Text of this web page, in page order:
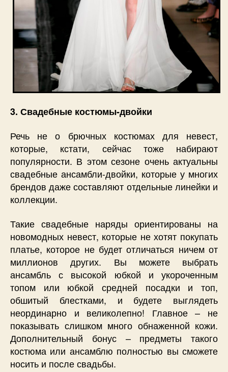
3. Свадебные костюмы-двойки
Речь не о брючных костюмах для невест,
которые, кстати, сейчас тоже набирают
популярности. В этом сезоне очень актуальны
свадебные ансамбли-двойки, которые у многих
брендов даже составляют отдельные линейки и
коллекции.
Такие свадебные наряды ориентированы на
новомодных невест, которые не хотят покупать
платье, которое не будет отличаться ничем от
миллионов других. Вы можете выбрать
ансамбль с высокой юбкой и укороченным
топом или юбкой средней посадки и топ,
обшитый блестками, и будете выглядеть
неординарно и великолепно! Главное – не
показывать слишком много обнаженной кожи.
Дополнительный бонус – предметы такого
костюма или ансамблю полностью вы сможете
носить и после свадьбы.